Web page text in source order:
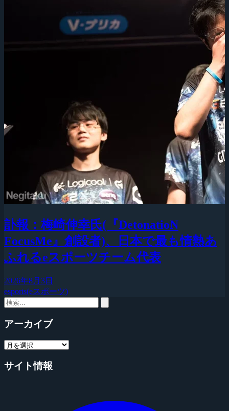
訃報：梅崎伸幸氏(『DetonatioN
FocusMe』創設者)、日本で最も情熱あ
ふれるeスポーツチーム代表
2026年8月3日
esports(eスポーツ)
アーカイブ
サイト情報